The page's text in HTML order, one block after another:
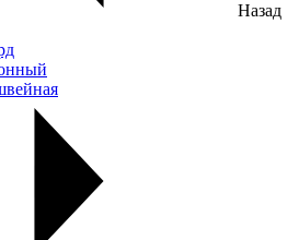
Назад